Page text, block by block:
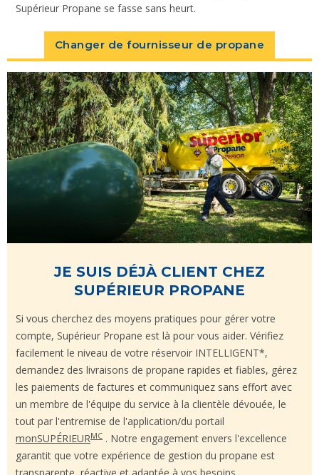
Supérieur Propane se fasse sans heurt.
Changer de fournisseur de propane
JE SUIS DÉJÀ CLIENT CHEZ
SUPÉRIEUR PROPANE
Si vous cherchez des moyens pratiques pour gérer votre
compte, Supérieur Propane est là pour vous aider. Vérifiez
facilement le niveau de votre réservoir INTELLIGENT*,
demandez des livraisons de propane rapides et fiables, gérez
les paiements de factures et communiquez sans effort avec
un membre de l'équipe du service à la clientèle dévouée, le
tout par l'entremise de l'application/du portail
monSUPÉRIEURMC . Notre engagement envers l'excellence
garantit que votre expérience de gestion du propane est